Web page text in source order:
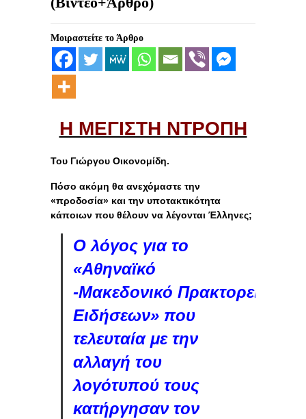
Μοιραστείτε το Άρθρο
Η ΜΕΓΙΣΤΗ ΝΤΡΟΠΗ
Του Γιώργου Οικονομίδη.
Πόσο ακόμη θα ανεχόμαστε την
«προδοσία» και την υποτακτικότητα
κάποιων που θέλουν να λέγονται Έλληνες;
Ο λόγος για το
«Αθηναϊκό
-Μακεδονικό Πρακτορείο
Ειδήσεων» που
τελευταία με την
αλλαγή του
λογότυπού τους
κατήργησαν τον